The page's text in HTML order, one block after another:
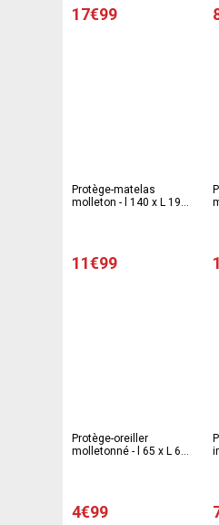
17€99
Protège-matelas
molleton - l 140 x L 190
11€99
Protège-oreiller
molletonné - l 65 x L 65
4€99